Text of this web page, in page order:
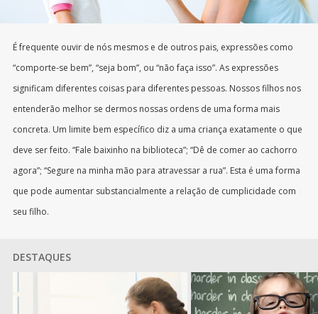
É frequente ouvir de nós mesmos e de outros pais, expressões como
“comporte-se bem”, “seja bom”, ou “não faça isso”. As expressões
significam diferentes coisas para diferentes pessoas. Nossos filhos nos
entenderão melhor se dermos nossas ordens de uma forma mais
concreta. Um limite bem específico diz a uma criança exatamente o que
deve ser feito. “Fale baixinho na biblioteca”; “Dê de comer ao cachorro
agora”; “Segure na minha mão para atravessar a rua”. Esta é uma forma
que pode aumentar substancialmente a relação de cumplicidade com
seu filho.
DESTAQUES